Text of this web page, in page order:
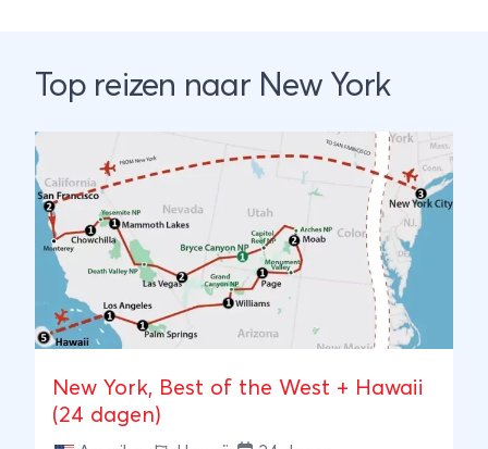
Top reizen naar New York
New York, Best of the West + Hawaii
(24 dagen)